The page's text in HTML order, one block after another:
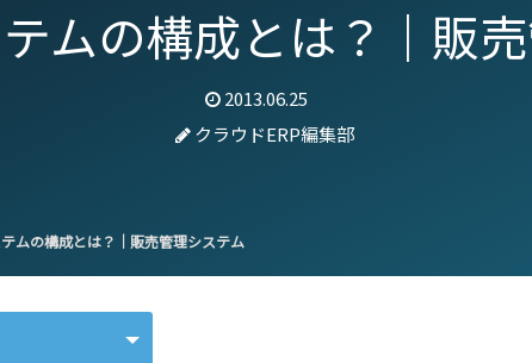
ムの構成とは？｜販
2013.06.25
クラウドERP編集部
ムの構成とは？｜販売管理システム